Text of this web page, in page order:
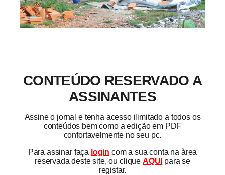
CONTEÚDO RESERVADO A
ASSINANTES
Assine o jornal e tenha acesso ilimitado a todos os
conteúdos bem como a edição em PDF
confortavelmente no seu pc.
Para assinar faça login com a sua conta na àrea
reservada deste site, ou clique AQUI para se
registar.